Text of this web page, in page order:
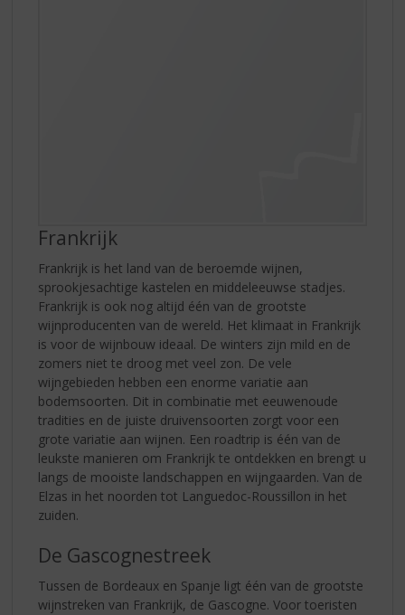
Frankrijk
Frankrijk is het land van de beroemde wijnen,
sprookjesachtige kastelen en middeleeuwse stadjes.
Frankrijk is ook nog altijd één van de grootste
wijnproducenten van de wereld. Het klimaat in Frankrijk
is voor de wijnbouw ideaal. De winters zijn mild en de
zomers niet te droog met veel zon. De vele
wijngebieden hebben een enorme variatie aan
bodemsoorten. Dit in combinatie met eeuwenoude
tradities en de juiste druivensoorten zorgt voor een
grote variatie aan wijnen. Een roadtrip is één van de
leukste manieren om Frankrijk te ontdekken en brengt u
langs de mooiste landschappen en wijngaarden. Van de
Elzas in het noorden tot Languedoc-Roussillon in het
zuiden.
De Gascognestreek
Tussen de Bordeaux en Spanje ligt één van de grootste
wijnstreken van Frankrijk, de Gascogne. Voor toeristen